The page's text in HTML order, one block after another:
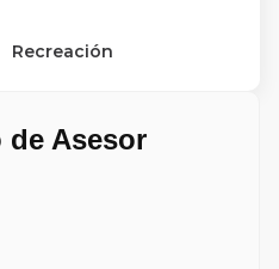
Recreación
de Asesor